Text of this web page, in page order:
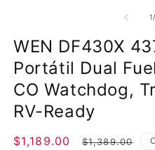
una
modal
1/
WEN DF430X
Portátil Dual
CO Watchdog,
RV-Ready
Precio
$1,189.00
Precio
$1,389.00